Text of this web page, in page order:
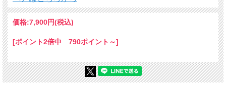
価格:7,900円(税込)
[ポイント2倍中 790ポイント～]